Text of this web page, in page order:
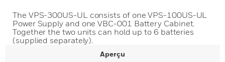
The VPS-300US-UL consists of one VPS-100US-UL
Power Supply and one VBC-001 Battery Cabinet.
Together the two units can hold up to 6 batteries
(supplied separately).
Aperçu